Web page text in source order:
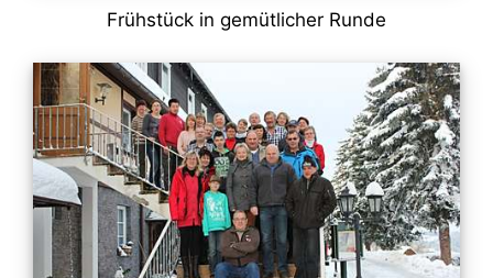
Frühstück in gemütlicher Runde